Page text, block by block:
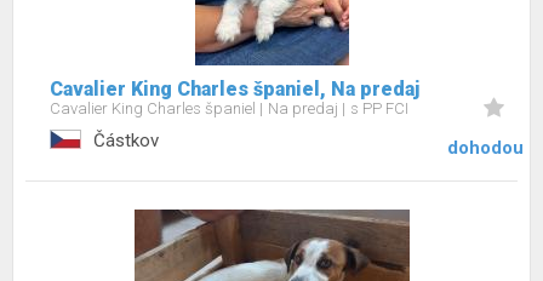
Cavalier King Charles španiel, Na predaj
Cavalier King Charles španiel Na predaj s PP FCI
Částkov dohodou